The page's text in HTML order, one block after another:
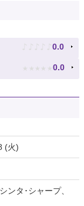
♪ ♪ ♪ ♪ ♪ 0.0
★ ★ ★ ★ ★ 0.0
(火)
ンタ･シャープ、